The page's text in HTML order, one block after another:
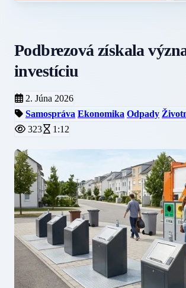
Podbrezová získala
investíciu
2. Júna 2026
Samospráva Ekonomika Odpady
323
1:12